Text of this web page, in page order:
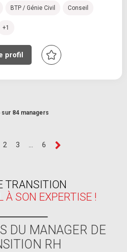
BTP / Génie Civil Conseil
+1
profil
sur 84 managers
2 3 ... 6
TRANSITION
À SON EXPERTISE !
DU MANAGER DE
RH